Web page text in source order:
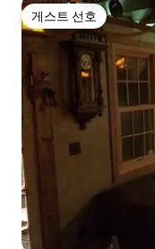
게스트 선호
게스트 선호